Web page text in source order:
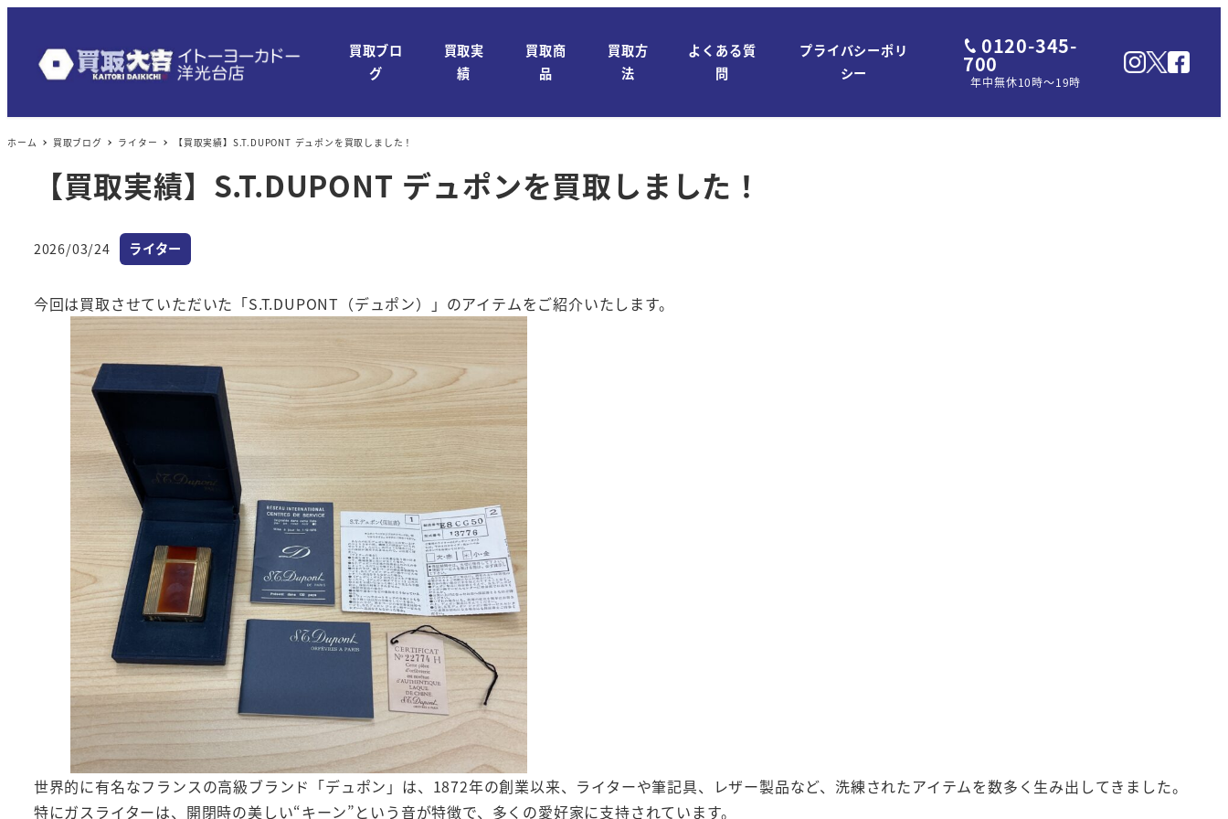
ン
テ
買取ブロ
グ
買取実
績
買取商
品
買取方
法
よくある質
問
プライバシーポリ
シー
0120-345-
700
年中無休10時～19時
ホーム 買取ブログ ライター 【買取実績】S.T.DUPONT デュポンを買取しました！
【買取実績】S.T.DUPONT デュポンを買取しました！
投稿日
2026/03/24 カテゴリー
ライター
今回は買取させていただいた「S.T.DUPONT（デュポン）」のアイテムをご紹介いたします。
世界的に有名なフランスの高級ブランド「デュポン」は、1872年の創業以来、ライターや筆記具、レザー製品など、洗練されたアイテムを数多く生み出してきました。
特にガスライターは、開閉時の美しい“キーン”という音が特徴で、多くの愛好家に支持されています。